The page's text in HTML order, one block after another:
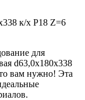
к/х Р18 Z=6
для
d63,0х180х338
вам нужно! Эта